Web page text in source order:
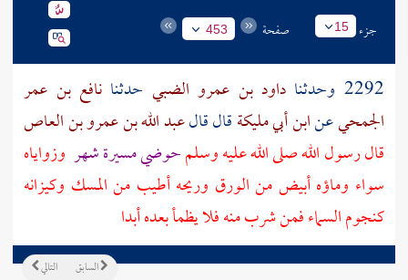
جزء 15 صفحة 453
2292 وحدثنا داود بن عمرو الضبي حدثنا نافع بن عمر
الجمحيعنابن أبي مليكةقال قالعبد الله بن عمرو بن العاص
قال رسول الله صلى الله عليه وسلمحوضي مسيرة شهر وزواياه
سواء وماؤه أبيض من الورق وريحه أطيب من المسك وكيزانه
كنجوم السماء فمن شرب منه فلا يظمأ بعده أبدا
التالي السابق